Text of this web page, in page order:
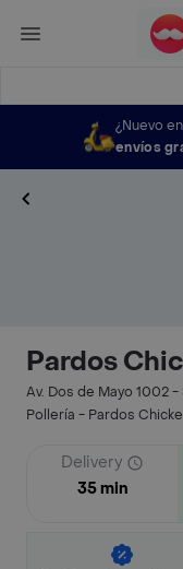
¿Nuevo
envíos
Pardos
Av. Dos de Mayo 1002 -
Pollería - Pardos
Delivery
35 min